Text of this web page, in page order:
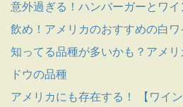
意外過ぎる！ハンバーガーとワイ
飲め！アメリカのおすすめの白ワ
知ってる品種が多いかも？アメ
ドウの品種
アメリカにも存在する！ 【ワイン